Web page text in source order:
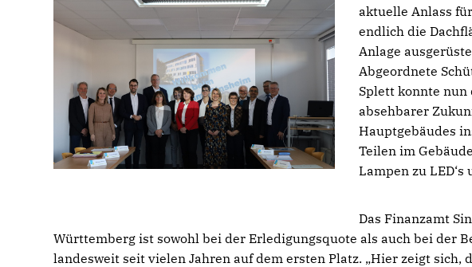
aktuelle Anlass
endlich die
Anlage
Abgeordnete
Splett konnte
absehbarer
Hauptgebäudes
Teilen im
Lampen zu
Das Finanzamt
Württemberg ist sowohl bei der Erledigungsquote als auch bei der
landesweit seit vielen Jahren auf dem ersten Platz. „Hier zeigt sich,